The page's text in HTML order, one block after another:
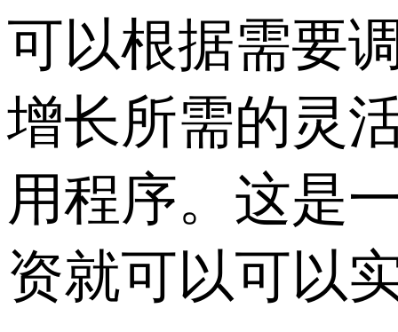
可以根据需要
增长所需的灵
用程序。这是
资就可以可以